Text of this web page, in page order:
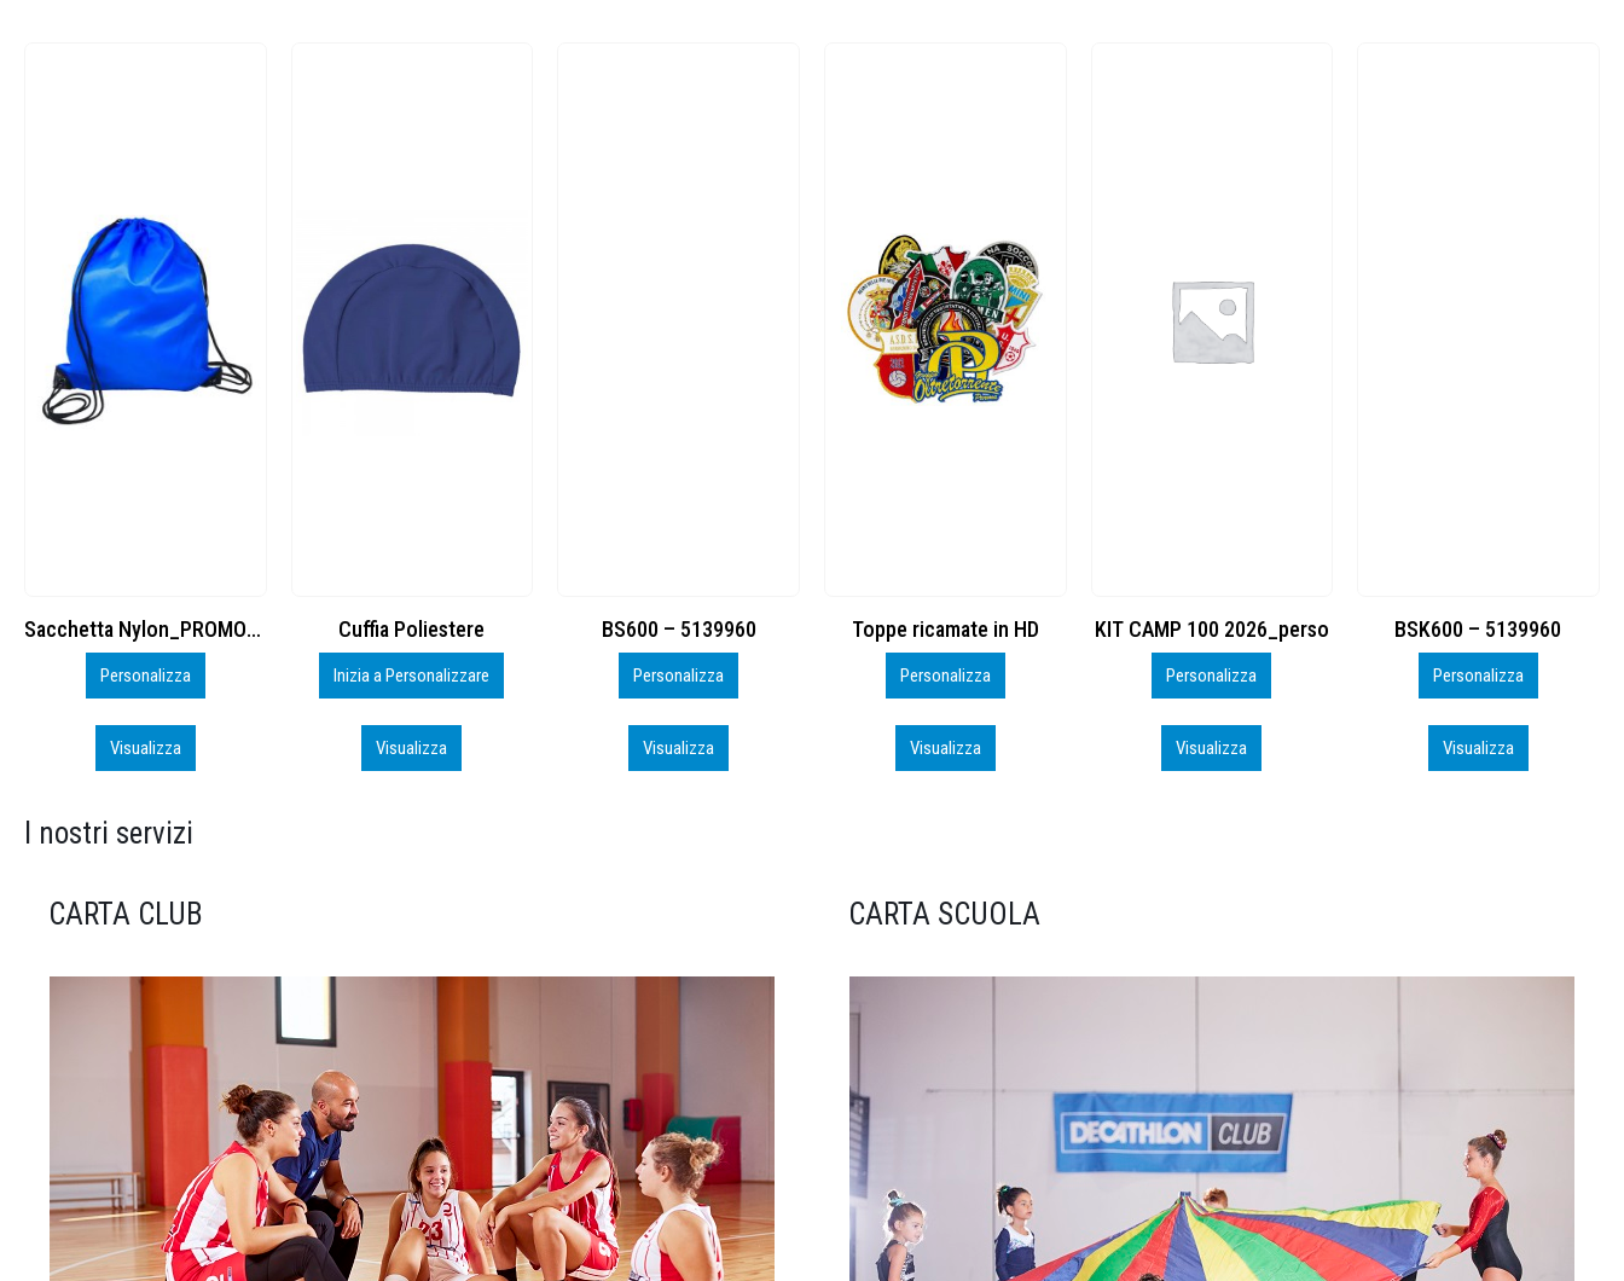
Cuffia Poliestere
Inizia a Personalizzare
Visualizza
BS600 – 5139960
Personalizza
Visualizza
Toppe ricamate in HD
Personalizza
Visualizza
KIT CAMP 100 2026_perso
Personalizza
Visualizza
BSK600 – 5139960
Personalizza
Visualizza
DTF
Personalizza
Visualizza
I nostri servizi
CARTA CLUB CARTA SCUOLA